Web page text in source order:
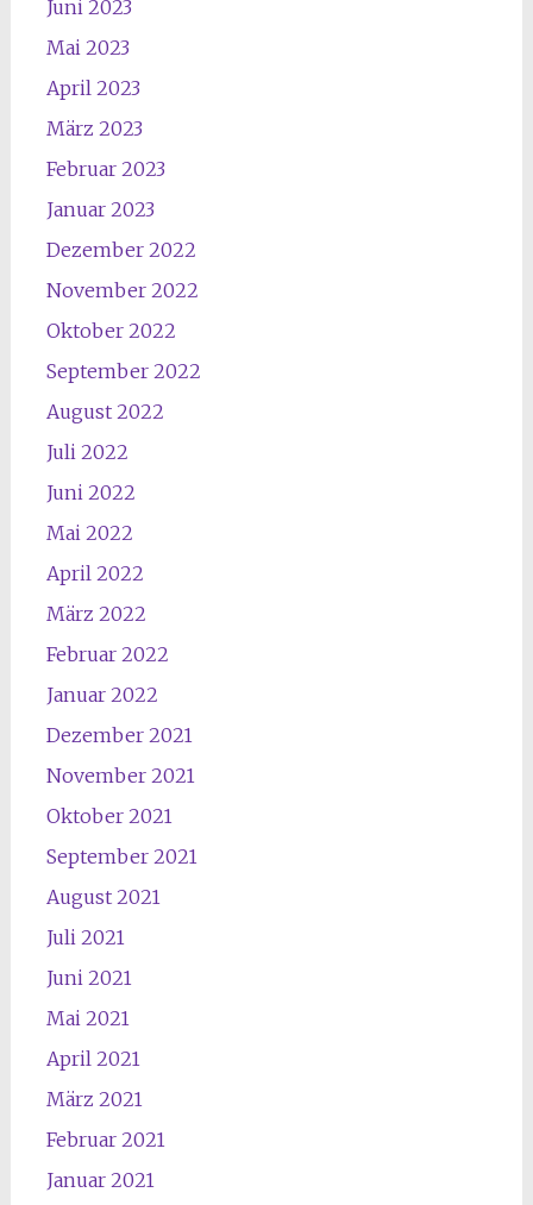
Juni 2023
Mai 2023
April 2023
März 2023
Februar 2023
Januar 2023
Dezember 2022
November 2022
Oktober 2022
September 2022
August 2022
Juli 2022
Juni 2022
Mai 2022
April 2022
März 2022
Februar 2022
Januar 2022
Dezember 2021
November 2021
Oktober 2021
September 2021
August 2021
Juli 2021
Juni 2021
Mai 2021
April 2021
März 2021
Februar 2021
Januar 2021